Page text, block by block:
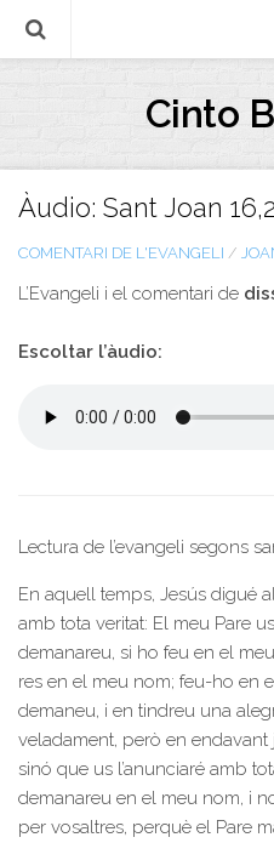
Llibres
Escrits-articles
Notícies
Castellano
Italiano
Cinto
Àudio: Sant Joan
COMENTARI DE L'EVANGELI /
L’Evangeli i el comentari de
Escoltar l’àudio:
Lectura de l’evangeli segons
En aquell temps, Jesús digué
amb tota veritat: El meu Pare
demanareu, si ho feu en el
res en el meu nom; feu-ho en
demaneu, i en tindreu una
veladament, però en endavant
sinó que us l’anunciaré amb
demanareu en el meu nom, i
per vosaltres, perquè el Pare